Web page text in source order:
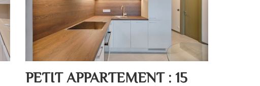
PETIT APPARTEMENT : 15